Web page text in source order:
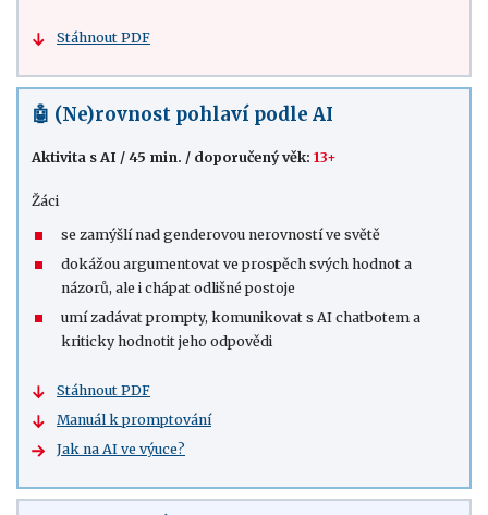
Stáhnout PDF
🤖 (Ne)rovnost pohlaví podle AI
Aktivita s AI / 45 min. / doporučený věk: 13+
Žáci
se zamýšlí nad genderovou nerovností ve světě
dokážou argumentovat ve prospěch svých hodnot a
názorů, ale i chápat odlišné postoje
umí zadávat prompty, komunikovat s AI chatbotem a
kriticky hodnotit jeho odpovědi
Stáhnout PDF
Manuál k promptování
Jak na AI ve výuce?